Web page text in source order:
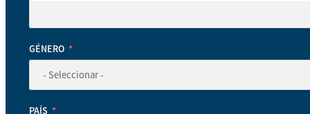
GÉNERO
PAÍS